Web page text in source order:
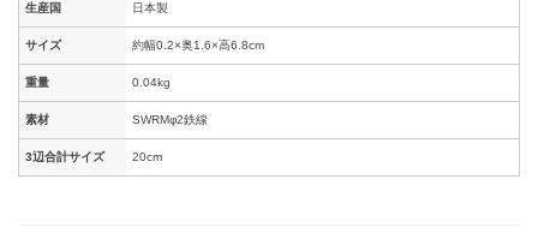
生産国 日本製
サイズ 約幅0.2×奥1.6×高6.8cm
重量 0.04kg
素材 SWRMφ2鉄線
3辺合計サイズ 20cm